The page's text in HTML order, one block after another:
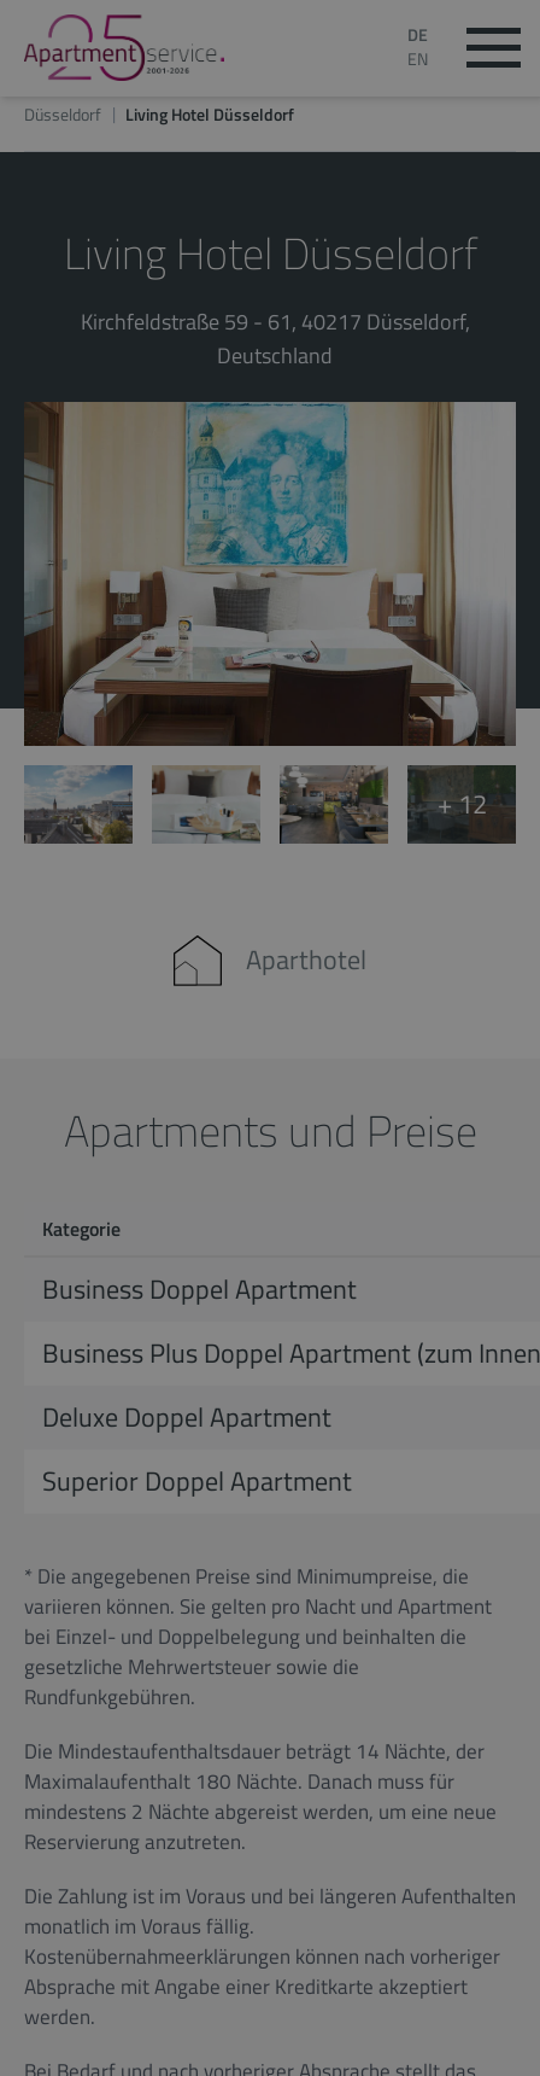
DE
EN
Düsseldorf Living Hotel Düsseldorf
Living Hotel Düsseldorf
Kirchfeldstraße 59 - 61, 40217 Düsseldorf,
Deutschland
+ 12
Aparthotel
Apartments und Preise
Kategorie
Business Doppel Apartment
Business Plus Doppel Apartment (zum
Deluxe Doppel Apartment
Superior Doppel Apartment
* Die angegebenen Preise sind Minimumpreise, die
variieren können. Sie gelten pro Nacht und Apartment
bei Einzel- und Doppelbelegung und beinhalten die
gesetzliche Mehrwertsteuer sowie die
Rundfunkgebühren.
Die Mindestaufenthaltsdauer beträgt 14 Nächte, der
Maximalaufenthalt 180 Nächte. Danach muss für
mindestens 2 Nächte abgereist werden, um eine neue
Reservierung anzutreten.
Die Zahlung ist im Voraus und bei längeren Aufenthalten
monatlich im Voraus fällig.
Kostenübernahmeerklärungen können nach vorheriger
Absprache mit Angabe einer Kreditkarte akzeptiert
werden.